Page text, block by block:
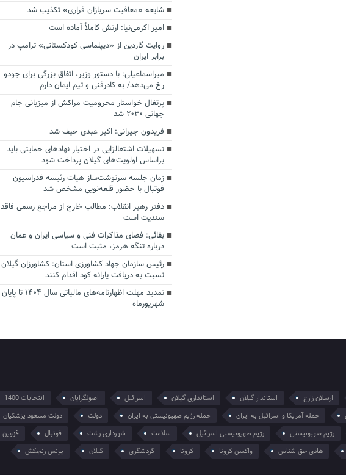
شایعه «معافیت سربازان فراری» تکذیب شد
امیر اکرمی‌نیا: ارتش کاملاً آماده است
روایت گاردین از «دیپلماسی کودکستانی» ترامپ در
برابر ایران
میراسماعیلی: با دستور وزیر، اتفاق بزرگی برای جودو
رخ می‌دهد/ به کادرفنی و تیم ایمان دارم
پرتغال خواستار محرومیت مراکش از میزبانی جام
جهانی ۲۰۳۰ شد
فریدون جیرانی: اکبر عبدی حیف شد
تسهیلات اشتغالزایی در اختیار نهادهای حمایتی باید
براساس اولویت‌های گیلان پرداخت شود
زمان جلسه سرنوشت‌ساز هیات رئیسه فدراسیون
فوتبال با حضور قلعه‌نویی مشخص شد
دفتر رهبر انقلاب: مطالب خارج از مراجع رسمی فاقد
سندیت است
بقائی: فضای مذاکرات فنی و سیاسی ایران و عمان
درباره تنگه هرمز، مثبت است
رئیس سازمان جهاد کشاورزی استان: کشاورزان گیلان
نسبت به دریافت یارانه کود اقدام کنند
تمدید مهلت اظهارنامه‌های مالیاتی سال ۱۴۰۴ تا پایان
شهریورماه
ارسلان زارع استاندار گیلان استانداری گیلان اسرائیل اصولگرایان انتخابات 1400
حمله آمریکا و اسرائیل به ایران حمله رژیم صهیونیستی به ایران دولت دولت مسعود پزشکیان
رژیم صهیونیستی رژیم صهیونیستی اسرائیل سلامت شهرداری رشت فوتبال قزوین
هادی حق شناس واکسن کرونا کرونا گردشگری گیلان یونس رنجکش